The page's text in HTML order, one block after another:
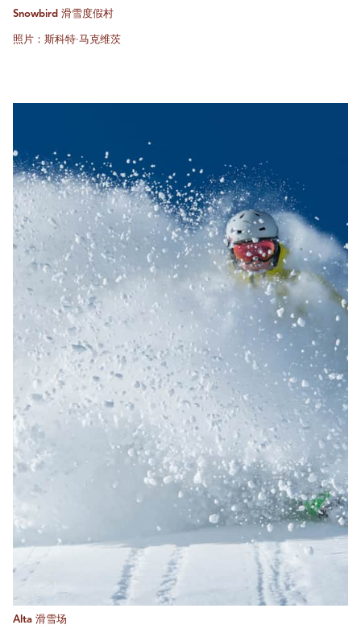
Snowbird 滑雪度假村
照片：斯科特·马克维茨
Alta 滑雪场